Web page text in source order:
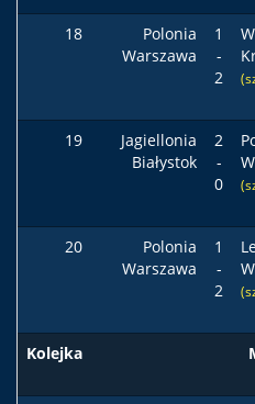
18
Polonia
Warszawa
1
-
2
19
Jagiellonia
Białystok
2
-
0
20
Polonia
Warszawa
1
-
2
Kolejka